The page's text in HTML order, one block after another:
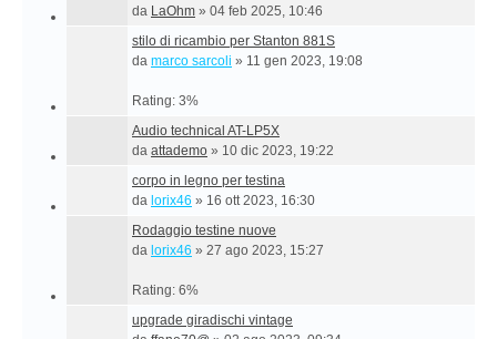
da LaOhm » 04 feb 2025, 10:46
stilo di ricambio per Stanton 881S
da marco sarcoli » 11 gen 2023, 19:08
Rating: 3%
Audio technical AT-LP5X
da attademo » 10 dic 2023, 19:22
corpo in legno per testina
da lorix46 » 16 ott 2023, 16:30
Rodaggio testine nuove
da lorix46 » 27 ago 2023, 15:27
Rating: 6%
upgrade giradischi vintage